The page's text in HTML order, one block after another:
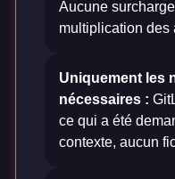
Aucune
multiplication des
Uniquement les
nécessaires :
ce qui a été
contexte, aucun